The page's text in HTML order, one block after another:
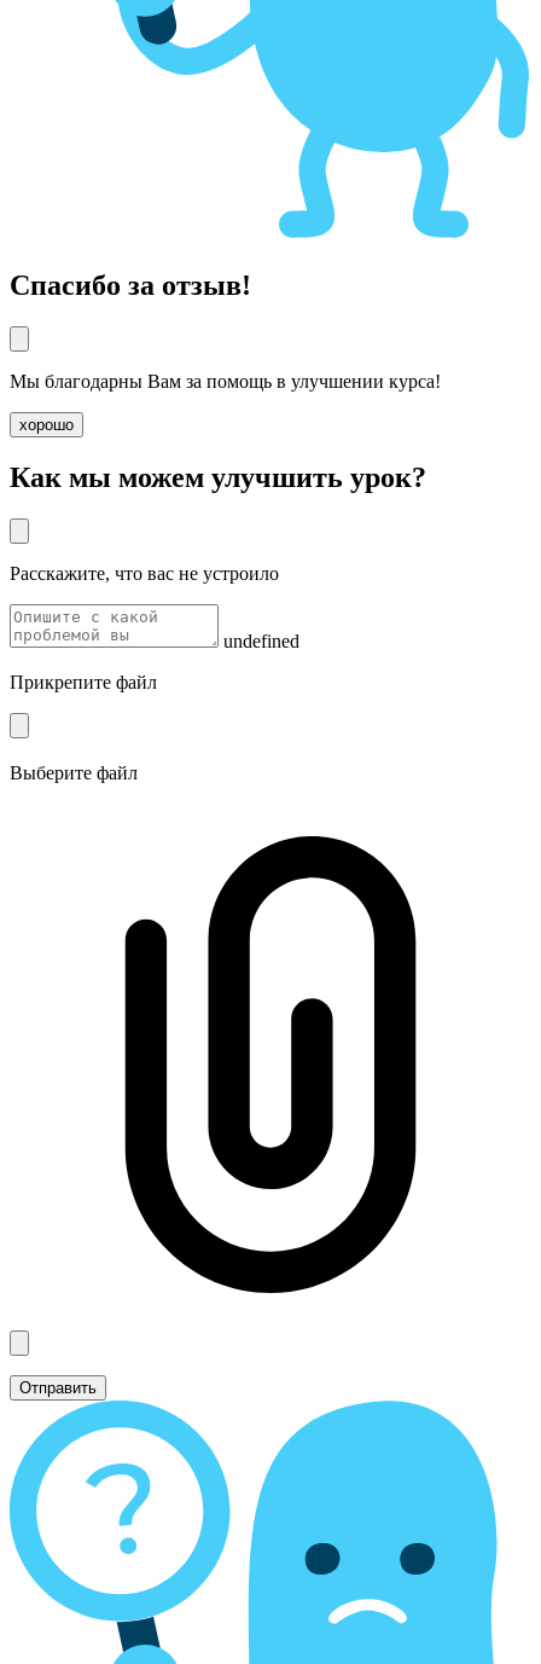
Спасибо за отзыв!
Мы благодарны Вам за помощь в улучшении курса!
хорошо
Как мы можем улучшить урок?
Расскажите, что вас не устроило
undefined
Прикрепите файл
Выберите файл
Отправить